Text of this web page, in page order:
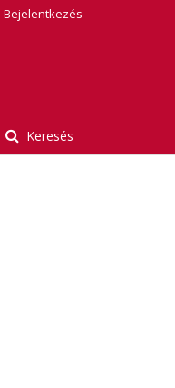
Keresés
Bejelentkezés